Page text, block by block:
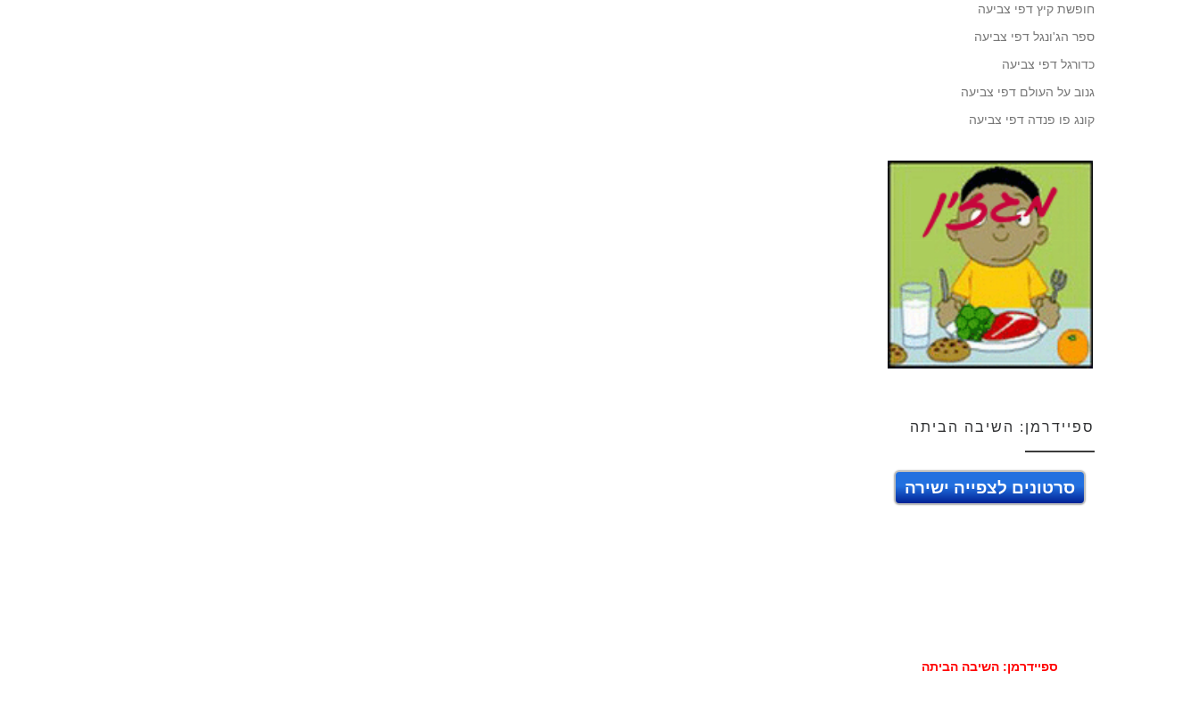
חופשת קיץ דפי צביעה
ספר הג'ונגל דפי צביעה
כדורגל דפי צביעה
גנוב על העולם דפי צביעה
קונג פו פנדה דפי צביעה
ספיידרמן: השיבה הביתה
סרטונים לצפייה ישירה
ספיידרמן: השיבה הביתה